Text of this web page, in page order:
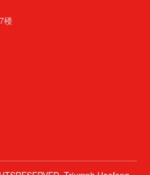
楼